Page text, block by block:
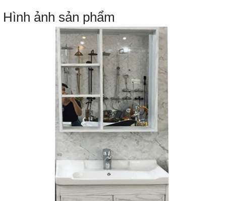
Hình ảnh sản phẩm